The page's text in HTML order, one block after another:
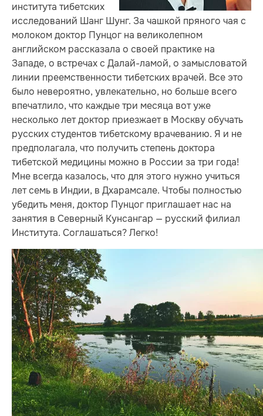
института тибетских
исследований Шанг Шунг. За чашкой пряного чая с
молоком доктор Пунцог на великолепном
английском рассказала о своей практике на
Западе, о встречах с Далай-ламой, о замысловатой
линии преемственности тибетских врачей. Все это
было невероятно, увлекательно, но больше всего
впечатлило, что каждые три месяца вот уже
несколько лет доктор приезжает в Москву обучать
русских студентов тибетскому врачеванию. Я и не
предполагала, что получить степень доктора
тибетской медицины можно в России за три года!
Мне всегда казалось, что для этого нужно учиться
лет семь в Индии, в Дхарамсале. Чтобы полностью
убедить меня, доктор Пунцог приглашает нас на
занятия в Северный Кунсангар — русский филиал
Института. Соглашаться? Легко!